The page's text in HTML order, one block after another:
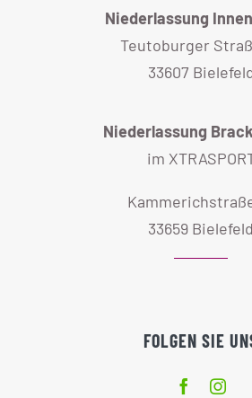
Niederlassung
Teutoburger
33607
Niederlassung
im
33659 Bielefeld
FOLGEN SIE